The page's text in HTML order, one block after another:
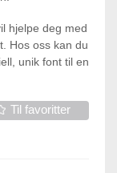
hjelpe deg med
Hos oss kan du
unik font til en
Til favoritter